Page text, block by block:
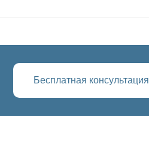
Бесплатная консультация